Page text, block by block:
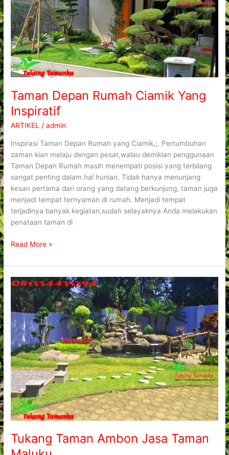
Taman Depan Rumah Ciamik Yang
Inspiratif
ARTIKEL /admin
Inspirasi Taman Depan Rumah yang Ciamik,;. Pertumbuhan
zaman kian melaju dengan pesat,walau demikian penggunaan
Taman Depan Rumah masih menempati posisi yang terbilang
sangat penting dalam hal hunian. Tidak hanya menunjang
kesan pertama dari orang yang datang berkunjung, taman juga
menjadi tempat ternyaman di rumah. Menjadi tempat
terjadinya banyak kegiatan,sudah selayaknya Anda melakukan
penataan taman di
Read More »
Tukang Taman Ambon Jasa Taman
Tukang
Taman
Ambon
Jasa
Taman
Maluku